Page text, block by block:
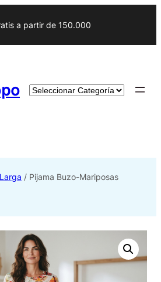
a partir de 150.000
Categorías
/ Pijama Buzo-Mariposas